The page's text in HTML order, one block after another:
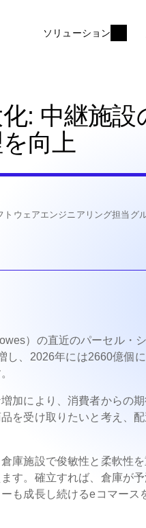
ソリューション
: 中継施設
向上
トウェアエンジニアリング担当グ
）の直近のパーセル・
し、2026年には2660億個
加により、消費者からの
を受け取りたいと考え、
庫施設で俊敏性と柔軟性
す。確立すれば、倉庫が
も成長し続けるeコマー